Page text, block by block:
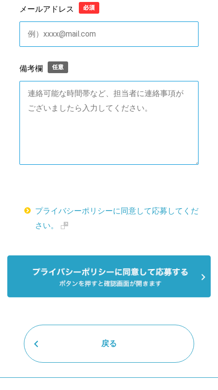
メールアドレス
備考欄
プライバシーポリシーに同意して応募してくだ
さい。
戻る